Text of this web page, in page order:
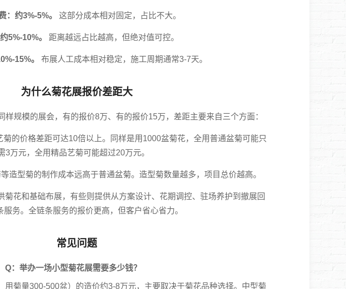
：约3%-5%。 这部分成本相对固定，占比不大。
5%-10%。 距离越远占比越高，但绝对值可控。
15%。 布展人工成本相对稳定，施工周期通常3-7天。
为什么菊花展报价差距大
规模的展会，有的报价8万、有的报价15万，差距主要来自三个方面：
菊的价格差距可达10倍以上。同样是用1000盆菊花，全用普通盆菊可能只
3万元，全用精品艺菊可能超过20万元。
造型菊的制作成本远高于普通盆菊。造型菊数量越多，项目总价越高。
菊花和基础布展，有些则提供从方案设计、花期调控、驻场养护到撤展回
服务。全链条服务的报价更高，但客户省心省力。
常见问题
Q：举办一场小型菊花展需要多少钱？
用菊量300-500盆）的造价约3-8万元，主要取决于菊花品种选择。中型菊